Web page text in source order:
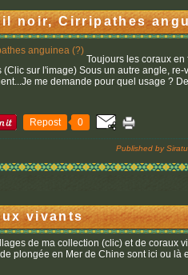
noir, Cirripathes
Toujours les coraux en
sur l'image) Sous un autre angle, re-
me demande pour quel usage ?
Repost 0
Published by
vivants
de ma collection (clic) et de coraux
plongée en Mer de Chine sont ici ou là